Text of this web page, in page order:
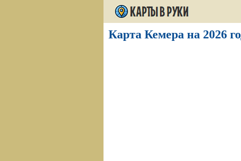
Карта Кемера на 2026